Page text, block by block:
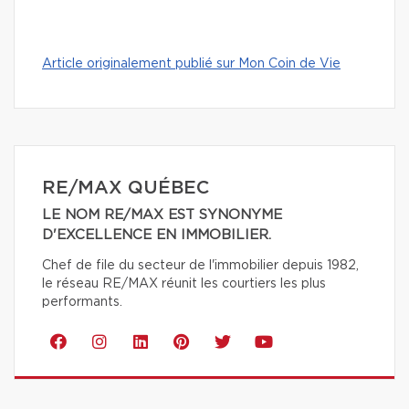
Article originalement publié sur Mon Coin de Vie
RE/MAX QUÉBEC
LE NOM RE/MAX EST SYNONYME
D'EXCELLENCE EN IMMOBILIER.
Chef de file du secteur de l'immobilier depuis 1982,
le réseau RE/MAX réunit les courtiers les plus
performants.